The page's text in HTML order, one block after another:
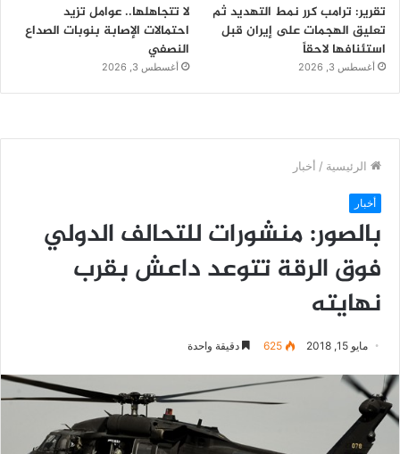
تقرير: ترامب كرر نمط التهديد ثم
تعليق الهجمات على إيران قبل
استئنافها لاحقاً
أغسطس 3, 2026
لا تتجاهلها.. عوامل تزيد
احتمالات الإصابة بنوبات الصداع
النصفي
أغسطس 3, 2026